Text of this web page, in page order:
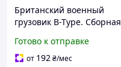
Британский военный
грузовик B-Type. Сборная
MINIART 39003
Готово к отправке
от 192₴/мес